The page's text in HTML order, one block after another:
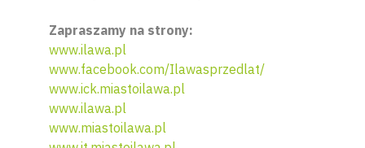
Zapraszamy na strony:
www.ilawa.pl
www.facebook.com/Ilawasprzedlat/
www.ick.miastoilawa.pl
www.ilawa.pl
www.miastoilawa.pl